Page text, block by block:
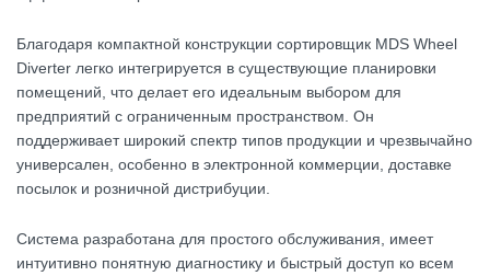
Благодаря компактной конструкции сортировщик MDS Wheel
Diverter легко интегрируется в существующие планировки
помещений, что делает его идеальным выбором для
предприятий с ограниченным пространством. Он
поддерживает широкий спектр типов продукции и чрезвычайно
универсален, особенно в электронной коммерции, доставке
посылок и розничной дистрибуции.
Система разработана для простого обслуживания, имеет
интуитивно понятную диагностику и быстрый доступ ко всем